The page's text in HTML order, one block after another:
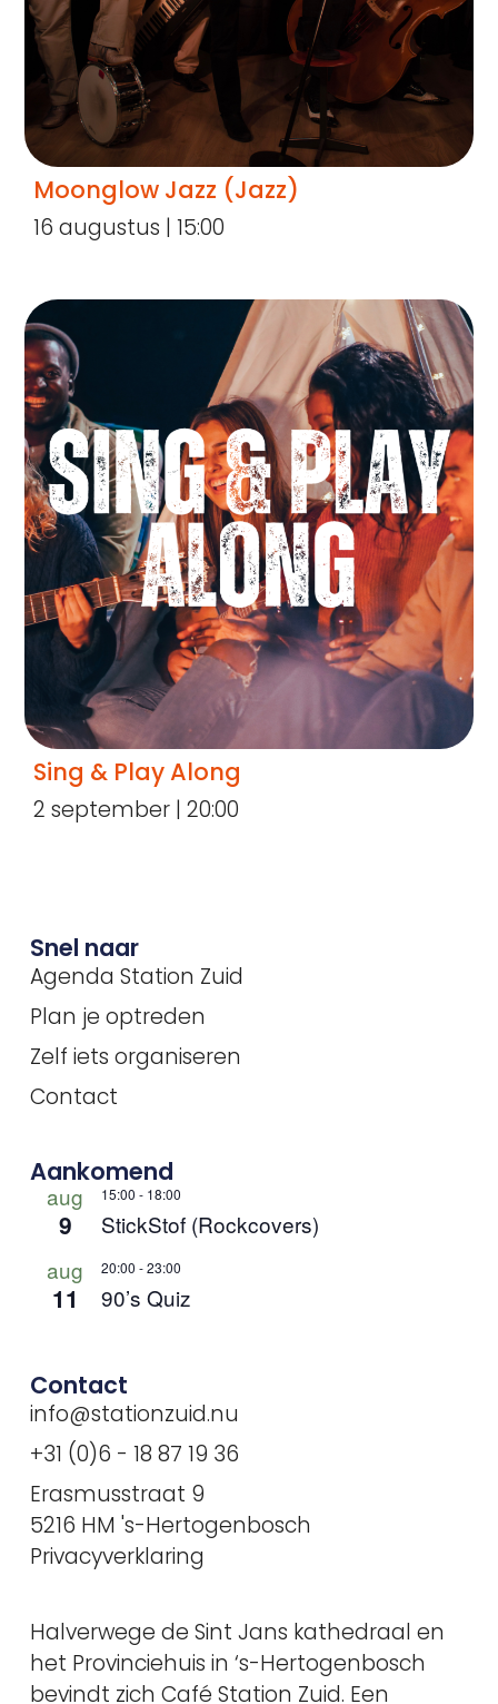
Moonglow Jazz (Jazz)
16 augustus | 15:00
Sing & Play Along
2 september | 20:00
Halverwege de Sint Jans kathedraal en
het Provinciehuis in ‘s-Hertogenbosch
bevindt zich Café Station Zuid. Een
Snel naar
Agenda Station Zuid
Plan je optreden
Zelf iets organiseren
Contact
Aankomend
aug
9
15:00 - 18:00
StickStof (Rockcovers)
aug
11
20:00 -23:00
90’s Quiz
Contact
info@stationzuid.nu
+31 (0)6 - 18 87 19 36
Erasmusstraat 9
5216 HM 's-Hertogenbosch
Privacyverklaring